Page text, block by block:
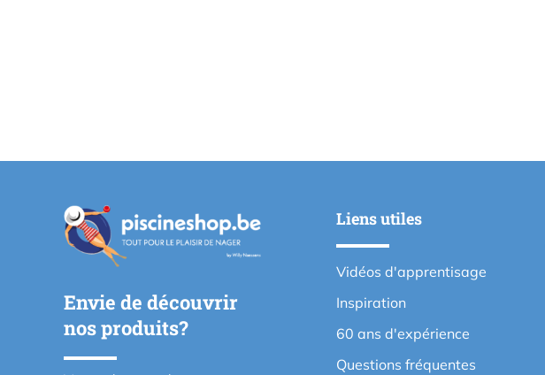
Envie de découvrir
nos produits?
Liens utiles
Vidéos d'apprentisage
Inspiration
60 ans d'expérience
Questions fréquentes